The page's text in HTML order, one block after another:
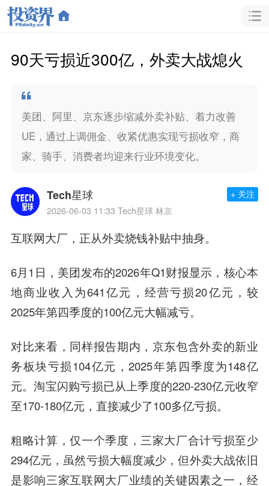
90天亏损近300亿，外卖大战熄火
美团、阿里、京东逐步缩减外卖补贴、着力改善
UE，通过上调佣金、收紧优惠实现亏损收窄，商
家、骑手、消费者均迎来行业环境变化。
Tech星球
2026-06-03 11:33 Tech星球 林京
+ 关注
互联网大厂，正从外卖烧钱补贴中抽身。
6月1日，美团发布的2026年Q1财报显示，核心本
地商业收入为641亿元，经营亏损20亿元，较
2025年第四季度的100亿元大幅减亏。
对比来看，同样报告期内，京东包含外卖的新业
务板块亏损104亿元，2025年第四季度为148亿
元。淘宝闪购亏损已从上季度的220-230亿元收窄
至170-180亿元，直接减少了100多亿亏损。
粗略计算，仅一个季度，三家大厂合计亏损至少
294亿元，虽然亏损大幅度减少，但外卖大战依旧
是影响三家互联网大厂业绩的关键因素之一，经